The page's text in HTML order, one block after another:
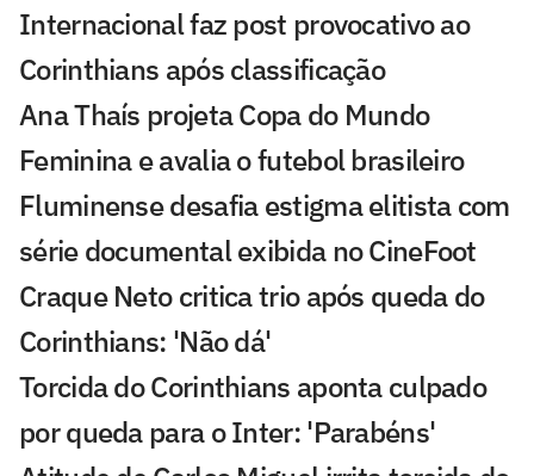
Internacional faz post provocativo ao
Corinthians após classificação
Ana Thaís projeta Copa do Mundo
Feminina e avalia o futebol brasileiro
Fluminense desafia estigma elitista com
série documental exibida no CineFoot
Craque Neto critica trio após queda do
Corinthians: 'Não dá'
Torcida do Corinthians aponta culpado
por queda para o Inter: 'Parabéns'